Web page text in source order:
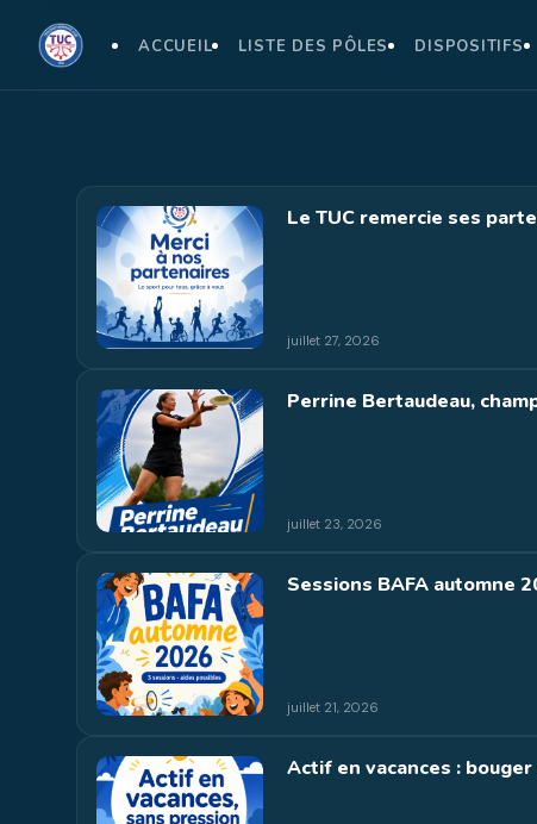
ACCUEIL LISTE DES PÔLES DISPOSITIFS
Le TUC remercie ses
juillet 27, 2026
Perrine Bertaudeau,
juillet 23, 2026
Sessions BAFA automne
juillet 21, 2026
Actif en vacances :